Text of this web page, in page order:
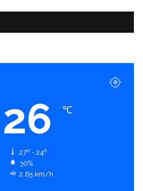
26 ℃
27º - 24º
30%
2.65 km/h